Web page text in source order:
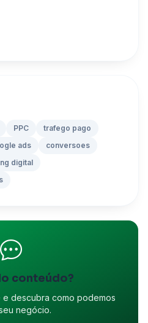
PPC
trafego pago
ads
conversoes
digital
conteúdo?
e descubra como podemos
negócio.